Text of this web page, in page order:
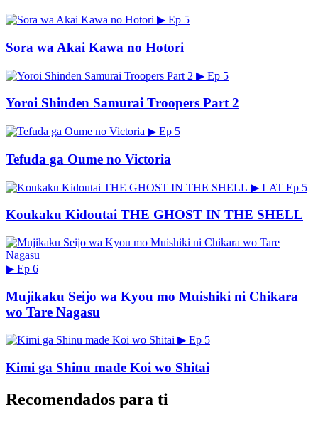
▶ Ep 5
Sora wa Akai Kawa no Hotori
▶ Ep 5
Yoroi Shinden Samurai Troopers Part 2
▶ Ep 5
Tefuda ga Oume no Victoria
▶ LAT Ep 5
Koukaku Kidoutai THE GHOST IN THE SHELL
▶ Ep 6
Mujikaku Seijo wa Kyou mo Muishiki ni Chikara
wo Tare Nagasu
▶ Ep 5
Kimi ga Shinu made Koi wo Shitai
Recomendados para ti